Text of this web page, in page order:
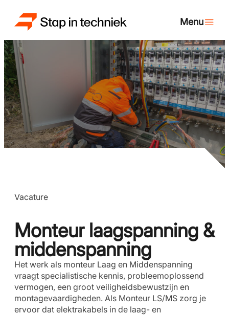
Vacature
Monteur laagspanning &
middenspanning
Het werk als monteur Laag en Middenspanning
vraagt specialistische kennis, probleemoplossend
vermogen, een groot veiligheidsbewustzijn en
montagevaardigheden. Als Monteur LS/MS zorg je
ervoor dat elektrakabels in de laag- en